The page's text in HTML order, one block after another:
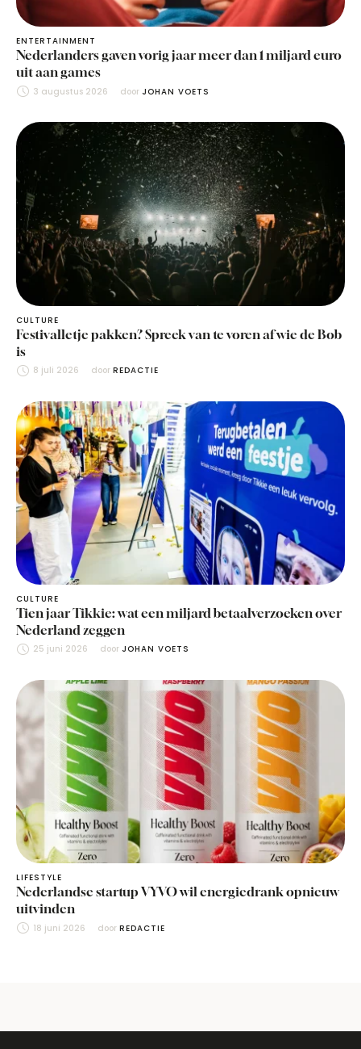
ENTERTAINMENT
Nederlanders gaven vorig jaar meer dan 1 miljard euro
uit aan games
3 augustus 2026 door JOHAN VOETS
CULTURE
Festivalletje pakken? Spreek van te voren af wie de Bob
is
8 juli 2026 door REDACTIE
CULTURE
Tien jaar Tikkie: wat een miljard betaalverzoeken over
Nederland zeggen
25 juni 2026 door JOHAN VOETS
LIFESTYLE
Nederlandse startup VYVO wil energiedrank opnieuw
uitvinden
18 juni 2026 door REDACTIE